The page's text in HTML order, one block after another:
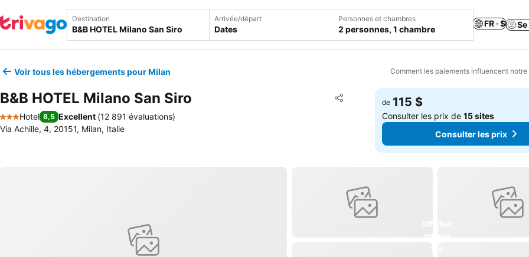
Destination Arrivée/départ
Dates
Personnes et chambres
2 personnes, 1 chambre
FR · $
Voir tous les hébergements pour Milan Comment les paiements influencent
B&B HOTEL Milano San Siro Partager
Ajouter à mes favoris
3 Étoiles
Hotel 8,5 Excellent (12 891 évaluations)
Via Achille, 4, 20151, Milan, Italie
de 115 $
Consulter les prix de15 sites
Consulter les prix